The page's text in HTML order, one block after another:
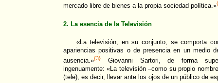
mercado libre de bienes a la propia sociedad política.»
2. La esencia de la Televisión
«La televisión, en su conjunto, se comporta
apariencias positivas o de presencia en un medio
ausencia.»{3}
Giovanni Sartori, de forma
ingenuamente: «La televisión –como su propio
(tele), es decir, llevar ante los ojos de un público de